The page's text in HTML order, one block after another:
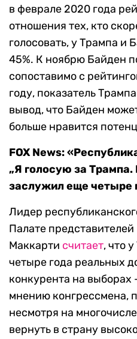
в феврале 2020 года
отношения тех, кто
голосовать, у Трампа и
45%. К ноябрю Байден
сопоставимо с
году, показатель
вывод, что Байден
больше нравится
FOX News:
„Я голосую за Трампа.
заслужил еще четыре
Лидер
Палате
Маккарти считает, что
четыре года реальных
конкурента на
мнению конгрессмена,
несмотря на
вернуть в страну